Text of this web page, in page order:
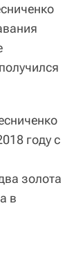
году с
золота
в